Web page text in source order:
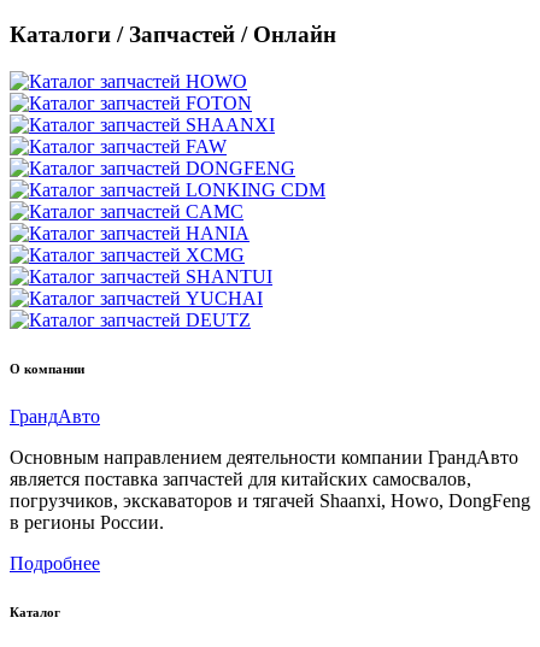
Каталоги / Запчастей / Онлайн
О компании
ГрандАвто
Основным направлением деятельности компании ГрандАвто
является поставка запчастей для китайских самосвалов,
погрузчиков, экскаваторов и тягачей Shaanxi, Howo, DongFeng
в регионы России.
Подробнее
Каталог